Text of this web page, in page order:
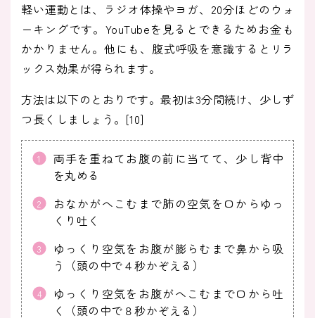
軽い運動とは、ラジオ体操やヨガ、20分ほどのウォ
ーキングです。YouTubeを見るとできるためお金も
かかりません。他にも、腹式呼吸を意識するとリラ
ックス効果が得られます。
方法は以下のとおりです。最初は3分間続け、少しず
つ長くしましょう。[10]
両手を重ねてお腹の前に当てて、少し背中
を丸める
おなかがへこむまで肺の空気を口からゆっ
くり吐く
ゆっくり空気をお腹が膨らむまで鼻から吸
う（頭の中で４秒かぞえる）
ゆっくり空気をお腹がへこむまで口から吐
く（頭の中で８秒かぞえる）